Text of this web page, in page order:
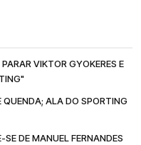
VIKTOR GYOKERES E
QUENDA; ALA DO SPORTING
DE MANUEL FERNANDES